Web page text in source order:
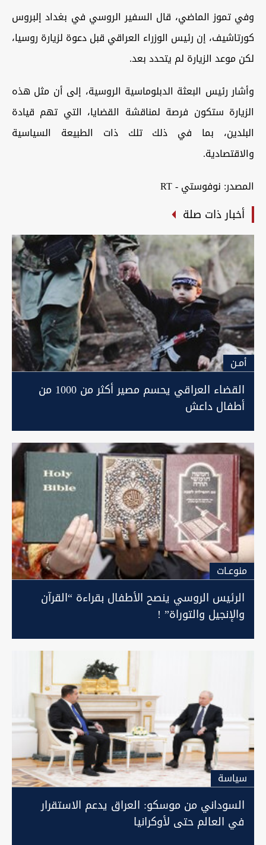
وفي تموز الماضي، قال السفير الروسي في بغداد إلبروس
كورتاشيف، إن رئيس الوزراء العراقي قبل دعوة لزيارة روسيا،
لكن موعد الزيارة لم يتحدد بعد.
وأشار رئيس البعثة الدبلوماسية الروسية، إلى أن مثل هذه
الزيارة ستكون فرصة لمناقشة القضايا، التي تهم قيادة
البلدين، بما في ذلك تلك ذات الطبيعة السياسية
والاقتصادية.
المصدر: نوفوستي - RT
أخبار ذات صلة
أمـن
القضاء العراقي يحسم مصير أكثر من 1000 من
أطفال ‏‏داعش‏
منوعـات
الرئيس الروسي ينصح الأطفال بقراءة “القرآن
والإنجيل والتوراة” !
سیاسة
السوداني من موسكو: العراق يدعم الاستقرار
في العالم حتى لأوكرانيا